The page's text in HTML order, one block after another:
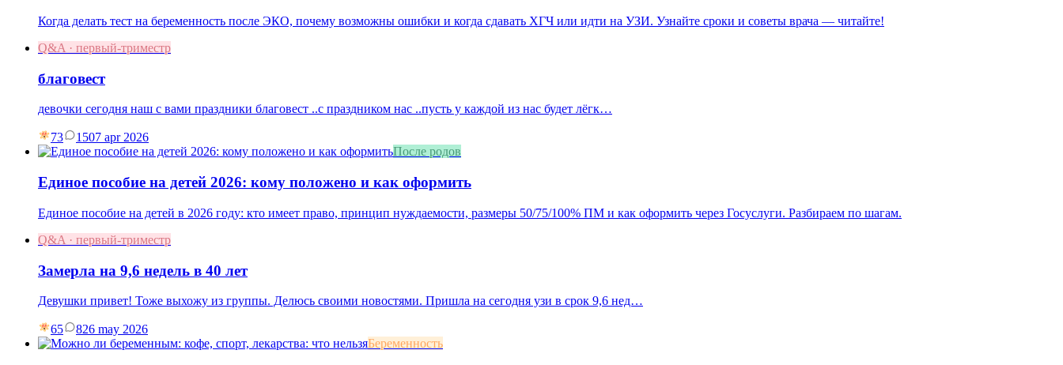
Когда делать тест на беременность после ЭКО, почему возможны ошибки и когда сдавать ХГЧ или идти на УЗИ. Узнайте сроки и советы врача — читайте!
Q&A · первый-триместр
благовест
девочки сегодня наш с вами праздники благовест ..с праздником нас ..пусть у каждой из нас будет лёгк…
73 1507 apr 2026
После родов
Единое пособие на детей 2026: кому положено и как оформить
Единое пособие на детей в 2026 году: кто имеет право, принцип нуждаемости, размеры 50/75/100% ПМ и как оформить через Госуслуги. Разбираем по шагам.
Q&A · первый-триместр
Замерла на 9,6 недель в 40 лет
Девушки привет! Тоже выхожу из группы. Делюсь своими новостями. Пришла на сегодня узи в срок 9,6 нед…
65 826 may 2026
Беременность